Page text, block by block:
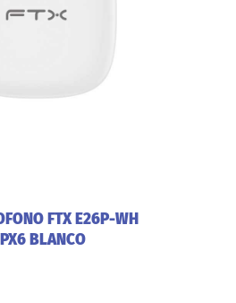
FTX E26P-WH
BLANCO